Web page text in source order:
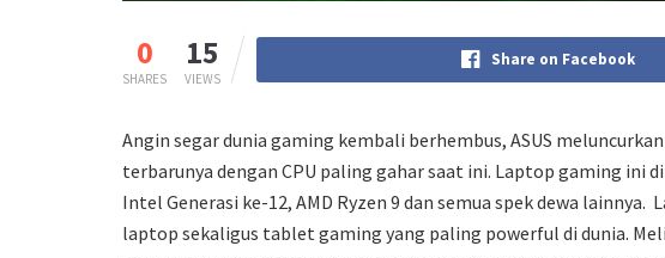
0
SHARES
15
VIEWS
Share on Facebook
Angin segar dunia gaming kembali berhembus, ASUS
terbarunya dengan CPU paling gahar saat ini. Laptop gaming ini
Intel Generasi ke-12, AMD Ryzen 9 dan semua spek dewa
laptop sekaligus tablet gaming yang paling powerful di dunia.